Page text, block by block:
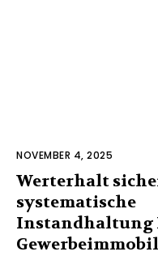
NOVEMBER 4, 2025
Werterhalt
systematische
Instandhaltung